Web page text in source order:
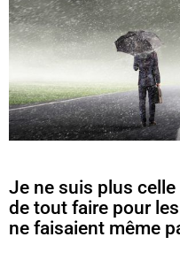
Je ne suis plus celle
de tout faire pour
ne faisaient même